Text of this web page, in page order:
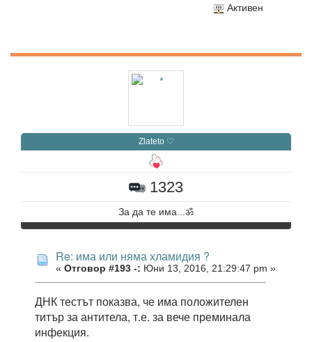
Активен
Zlateto ♡
1323
За да те има...ॐ
Re: има или няма хламидия ?
« Отговор #193 -: Юни 13, 2016, 21:29:47 pm »
ДНК тестът показва, че има положителен
титър за антитела, т.е. за вече преминала
инфекция.